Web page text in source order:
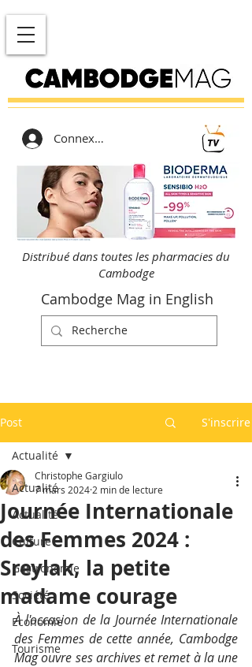
Connexion
Distribué dans toutes les pharmacies du
Cambodge
Cambodge Mag in English
Post S'inscrire
Actualité
Actualité
Culture
Gastronomie
Société
Economie
Tourisme
Actualité
Journée Internationale
des Femmes 2024 :
Sreylak, la petite
madame courage
Christophe Gargiulo
7 mars 2024 2 min de lecture
À l'occasion de la Journée Internationale
des Femmes de cette année, Cambodge
Mag ouvre ses archives et remet à la une